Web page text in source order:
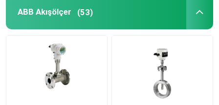
ABB Akışölçer (53)